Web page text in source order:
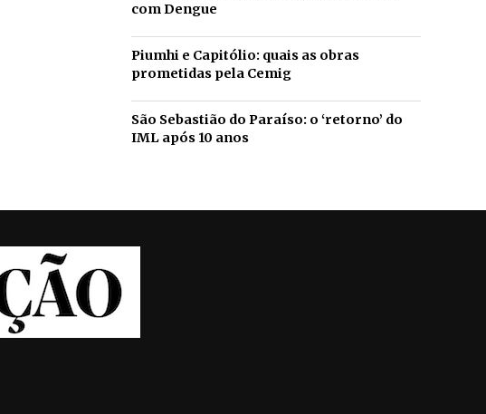
com Dengue
Piumhi e Capitólio: quais as obras
prometidas pela Cemig
São Sebastião do Paraíso: o ‘retorno’ do
IML após 10 anos